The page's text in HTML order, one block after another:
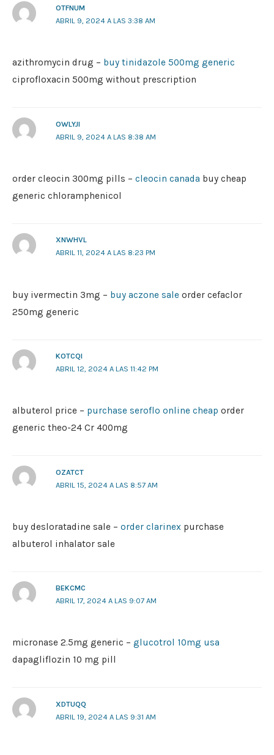
OTFNUM
ABRIL 9, 2024 A LAS 3:38 AM
azithromycin drug – buy tinidazole 500mg generic
ciprofloxacin 500mg without prescription
OWLYJI
ABRIL 9, 2024 A LAS 8:38 AM
order cleocin 300mg pills – cleocin canada buy cheap
generic chloramphenicol
XNWHVL
ABRIL 11, 2024 A LAS 8:23 PM
buy ivermectin 3mg – buy aczone sale order cefaclor
250mg generic
KOTCQI
ABRIL 12, 2024 A LAS 11:42 PM
albuterol price – purchase seroflo online cheap order
generic theo-24 Cr 400mg
OZATCT
ABRIL 15, 2024 A LAS 8:57 AM
buy desloratadine sale – order clarinex purchase
albuterol inhalator sale
BEKCMC
ABRIL 17, 2024 A LAS 9:07 AM
micronase 2.5mg generic – glucotrol 10mg usa
dapagliflozin 10 mg pill
XDTUQQ
ABRIL 19, 2024 A LAS 9:31 AM